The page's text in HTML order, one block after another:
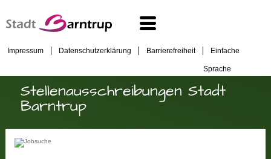
Impressum Datenschutzerklärung Barrierefreiheit Einfache
Sprache
Stellenausschreibungen Stadt
Barntrup